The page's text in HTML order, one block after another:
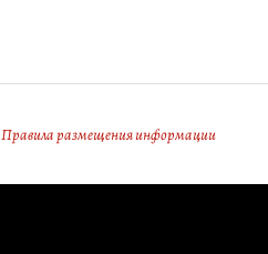
Правила размещения информации